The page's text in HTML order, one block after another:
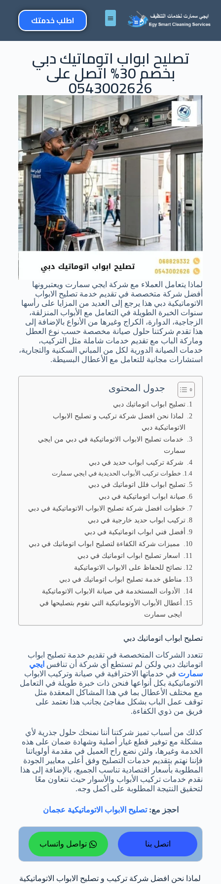
اطلب خدمتك
تصليح ابواب اتوماتيك دبي
بخصم 30% اتصل على
0543002626
لماذا يتعامل العملاء مع شركة ايجي سمارت ويعتبرونها
أفضل شركة متخصصة في تقديم خدمة تصليح الابواب
الاتوماتيكية دبي هذا يرجع إلى العديد من المزايا على رأسها
سنوات الخبرة الطويلة في التعامل مع الأبواب المنزلقة،
الزجاجية، الدوارة، الكراج وغيرها من الأنواع بالإضافة إلى
هذا تقدم شركتنا حلول صيانة مخصصة حسب نوع العطل
وماركة الباب مع تقديم خدمات شاملة مثل التركيب،
خدمات الصيانة الدورية لكل من المباني السكنية والتجارية،
استشارات مجانية للتعامل مع الأعطال البسيطة.
جدول المحتوى
تصليح ابواب اتوماتيك دبي
لماذا نحن افضل شركة تركيب و تصليح الابواب
الاتوماتيكية دبي
خدمات تصليح الابواب الاتوماتيكية في دبي من ايجي
سمارت
شركة تركيب ابواب حديد في دبي
خطوات تركيب الأبواب الحديدية في ايجي سمارت
تصليح ابواب فلل اتوماتيك في دبي
صيانة ابواب اتوماتيكية في دبي
خطوات افضل شركة تصليح الابواب الاتوماتيكية في دبي
تركيب ابواب حديد خارجية في دبي
أفضل فني ابواب اتوماتيكية في دبي
مميزات شركة الكفاءة لتصليح ابواب اتوماتيك في دبي
اسعار تصليح ابواب اتوماتيك في دبي
نصائح للحفاظ على الابواب الاتوماتيكية
مناطق خدمة تصليح ابواب اتوماتيك في دبي
الأدوات المستخدمة في صيانة الابواب الاتوماتيكية
أعطال الأبواب الأوتوماتيكية التي نقوم بتصليحها في
ايجى سمارت
تصليح ابواب اتوماتيك دبي
تتعدد الشركات المتخصصة في تقديم خدمة تصليح ابواب
اتوماتيك دبي ولكن لم تستطع أي شركة أن تنافس ايجي
سمارت في خدماتها الاحترافية في صيانة وتركيب الابواب
الاتوماتيكية بكل أنواعها فنحن ذات خبرة طويلة في التعامل
مع مختلف الأعطال بما في هذا المشاكل المعقدة مثل
توقف عمل الباب بشكل مفاجئ بجانب هذا نعتمد على
فريق من ذوي الكفاءة.
كذلك من أسباب تميز شركتنا أننا نمنحك حلول جذرية لأي
مشكلة مع توفير قطع غيار أصلية وشهادة ضمان على هذه
الخدمة وغيرها، ولئن نضع راح العميل في مقدمة أولوياتنا
فإننا نهتم بتقديم خدمات التصليح وفق أعلى معايير الجودة
المطلوبة بأسعار اقتصادية تناسب الجميع، بالإضافة إلى هذا
نقدم خدمات تركيب الأبواب والأسوار حيث نتعاون معًا
لتحقيق النتيجة المطلوبة على أكمل وجه.
احجز مع:تصليح الابواب الاتوماتيكية عجمان
اتصل بنا تواصل واتساب
لماذا نحن افضل شركة تركيب و تصليح الابواب الاتوماتيكية